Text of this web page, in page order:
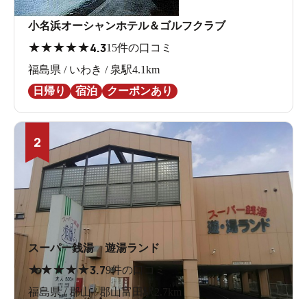
小名浜オーシャンホテル＆ゴルフクラブ
★★★★★4.315件の口コミ
福島県 / いわき / 泉駅4.1km
日帰り
宿泊 クーポンあり
2
スーパー銭湯 遊湯ランド
★★★★★3.79件の口コミ
福島県 / 郡山 / 郡山富田駅2.7km